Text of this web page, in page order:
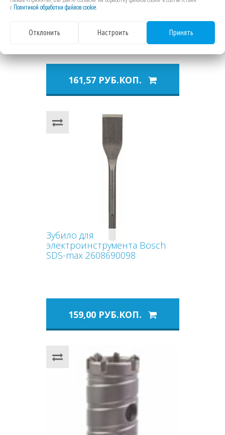
молотка__НМ1800 / НМ1810 /
НМ1812, MAKITA D-54972
161,57 РУБ.КОП.
Зубило для
электроинструмента Bosch
SDS-max 2608690098
159,00 РУБ.КОП.
с Политикой обработки файлов cookie.
Отклонить Настроить Принять